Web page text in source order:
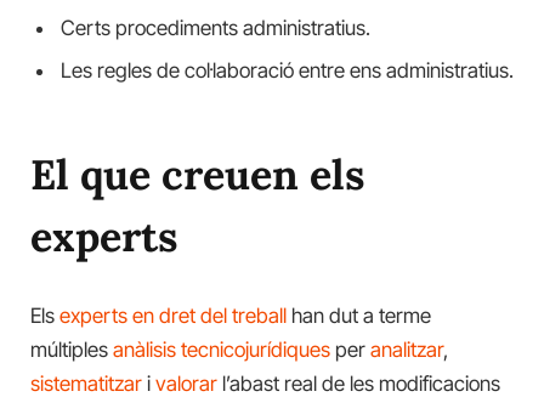
Certs procediments administratius.
Les regles de col·laboració entre ens administratius.
El que creuen els
experts
Els experts en dret del treball han dut a terme
múltiples anàlisis tecnicojurídiques per analitzar,
sistematitzar i valorar l’abast real de les modificacions